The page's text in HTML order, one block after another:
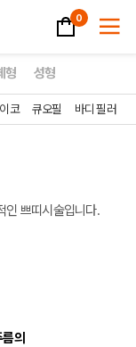
장바구니
0
형 성형
코 큐오필 바디 필러
next
인 쁘띠시술입니다.
의